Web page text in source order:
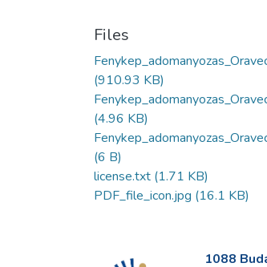
Files
(910.93 KB)
(4.96 KB)
(6 B)
license.txt (1.71 KB)
PDF_file_icon.jpg (16.1 KB)
1088